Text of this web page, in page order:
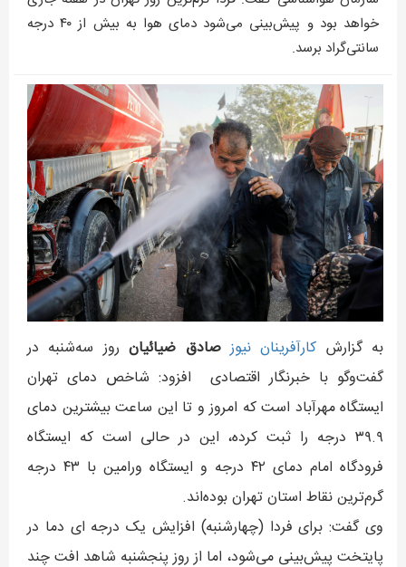
خواهد بود و پیش‌بینی می‌شود دمای هوا به بیش از ۴۰ درجه
سانتی‌گراد برسد.
به گزارش کارآفرينان نيوز صادق ضیائیانروز سه‌شنبه در
گفت‌وگو با خبرنگار اقتصادی افزود: شاخص دمای تهران
ایستگاه مهرآباد است که امروز و تا این ساعت بیشترین دمای
۳۹.۹ درجه را ثبت کرده، این در حالی است که ایستگاه
فرودگاه امام دمای ۴۲ درجه و ایستگاه ورامین با ۴۳ درجه
گرم‌ترین نقاط استان تهران بوده‌اند.
وی گفت:‌ برای فردا (چهارشنبه) افزایش یک درجه ای دما در
پایتخت پیش‌بینی می‌شود، اما از روز پنجشنبه شاهد افت چند